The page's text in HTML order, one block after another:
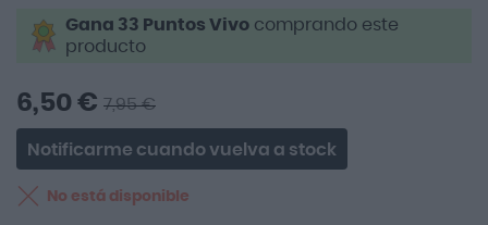
Gana 33 Puntos Vivo comprando este
producto
6,50 € 7,95 €
Notificarme cuando vuelva a stock
No está disponible